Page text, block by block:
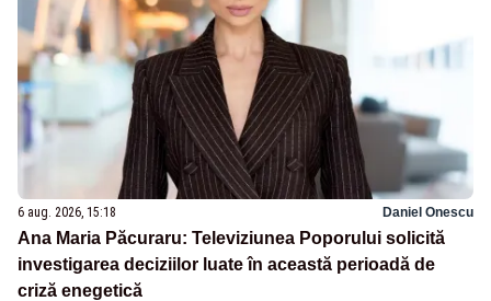
6 aug. 2026, 15:18 Daniel Onescu
Ana Maria Păcuraru: Televiziunea Poporului solicită
investigarea deciziilor luate în această perioadă de
criză enegetică